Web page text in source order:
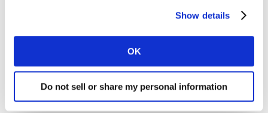
Show details
OK
Do not sell or share my personal information
d'utiliser mon expertise sur les médias traditionnels et
les médias digitaux afin de renforcer l’activité nord-
américaine en adéquation avec la stratégie globale et
l’offre mondiale de Kantar Media."
Manish Bhatia sera membre du Board mondial de
Kantar Media et travaillera également en étroite